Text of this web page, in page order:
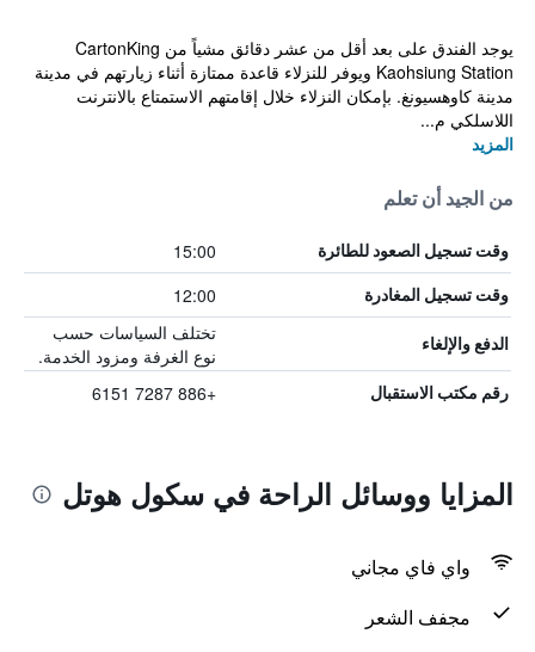
يوجد الفندق على بعد أقل من عشر دقائق مشياً من CartonKing
Kaohsiung Station ويوفر للنزلاء قاعدة ممتازة أثناء زيارتهم في مدينة
مدينة كاوهسيونغ. بإمكان النزلاء خلال إقامتهم الاستمتاع بالانترنت
اللاسلكي م...
المزيد
من الجيد أن تعلم
وقت تسجيل الصعود للطائرة 15:00
وقت تسجيل المغادرة 12:00
الدفع والإلغاء
تختلف السياسات حسب
نوع الغرفة ومزود الخدمة.
رقم مكتب الاستقبال +886 7287 6151
المزايا ووسائل الراحة في سكول هوتل
واي فاي مجاني
مجفف الشعر